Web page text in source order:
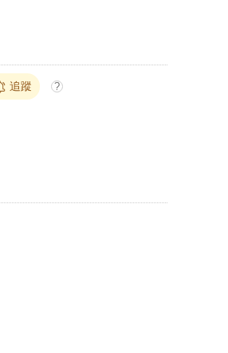
追蹤 ?